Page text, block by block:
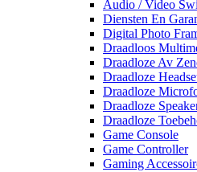
Audio / Video
Diensten En
Digital Photo
Draadloos
Draadloze Av
Draadloze
Draadloze
Draadloze
Draadloze
Game Console
Game Controller
Gaming